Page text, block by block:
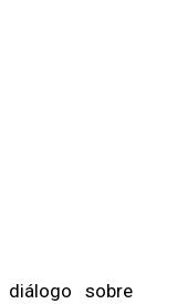
sobre